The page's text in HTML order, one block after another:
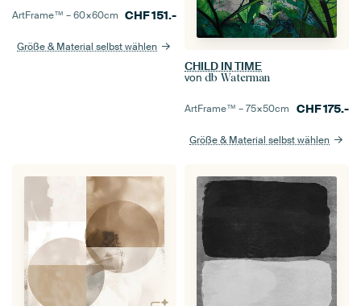
ArtFrame™ –60×60cm CHF151.-
Größe & Material selbst wählen
CHILD IN TIME
von db Waterman
ArtFrame™ –75×50cm CHF175.-
Größe & Material selbst wählen